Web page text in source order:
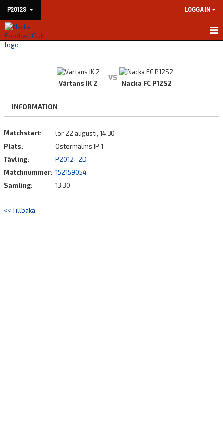
P2012S LOGGA IN
HEM
MATCHER
TRUPPEN
BILDGALLERI
Värtans IK 2
vs
Nacka FC P12S2
INFORMATION
Matchstart:
lör 22 augusti, 14:30
Plats:
Östermalms IP 1
Tävling:
P2012- 2D
Matchnummer: 152159054
Samling:
13:30
<< Tillbaka